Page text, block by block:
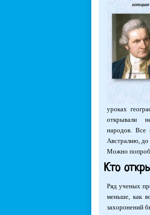
уроках
открывали
народов. Все
Австралию, до
Можно
Кто
Ряд ученых
меньше, как
захоронений